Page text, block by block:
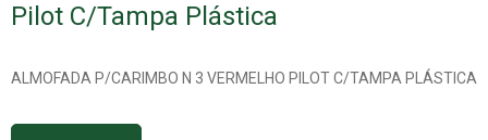
Pilot C/Tampa Plástica
ALMOFADA P/CARIMBO N 3 VERMELHO PILOT C/TAMPA PLÁSTICA